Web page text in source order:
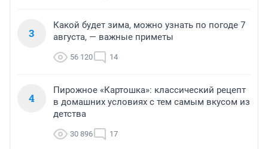
3
Какой будет зима, можно узнать по погоде 7
августа, — важные приметы
56 120 14
4
Пирожное «Картошка»: классический рецепт
в домашних условиях с тем самым вкусом из
детства
30 896 17